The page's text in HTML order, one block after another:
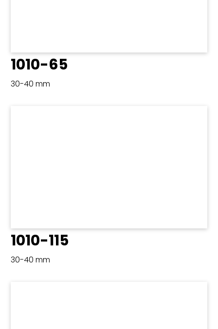
1010-65
30-40 mm
1010-115
30-40 mm